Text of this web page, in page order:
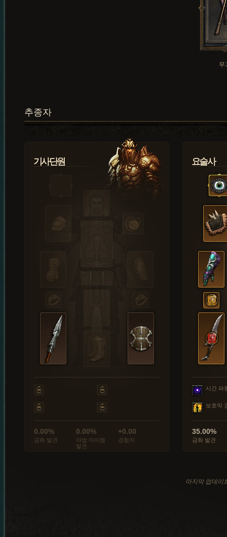
무
추종자
기사단원
0.00%
금화 발견
0.00%
마법 아이템
발견
+0.00
경험치
요술사
시간 파
보호막
35.00%
금화 발견
마지막 업데이